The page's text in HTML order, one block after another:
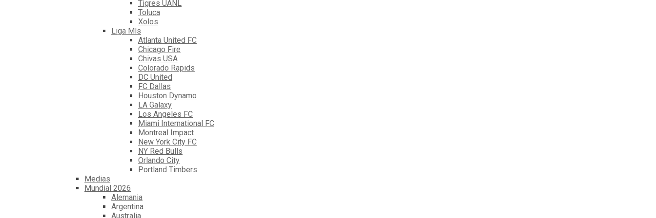
Tigres UANL
Toluca
Xolos
Liga Mls
Atlanta United FC
Chicago Fire
Chivas USA
Colorado Rapids
DC United
FC Dallas
Houston Dynamo
LA Galaxy
Los Angeles FC
Miami International FC
Montreal Impact
New York City FC
NY Red Bulls
Orlando City
Portland Timbers
Medias
Mundial 2026
Alemania
Argentina
Australia